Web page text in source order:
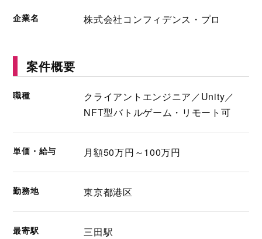
企業名 株式会社コンフィデンス・プロ
案件概要
職種
クライアントエンジニア／Unity／
NFT型バトルゲーム・リモート可
単価・給与 月額50万円～100万円
勤務地 東京都港区
最寄駅 三田駅